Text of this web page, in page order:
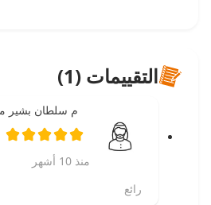
التقييمات (1)
م سلطان بشير
منذ 10 أشهر
رائع